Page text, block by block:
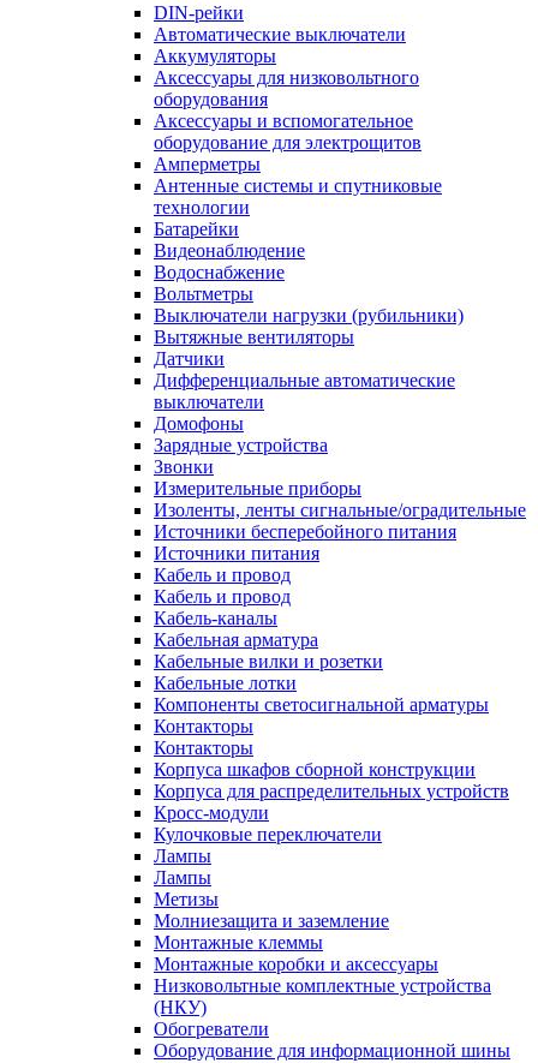
DIN-рейки
Автоматические выключатели
Аккумуляторы
Аксессуары для низковольтного
оборудования
Аксессуары и вспомогательное
оборудование для электрощитов
Амперметры
Антенные системы и спутниковые
технологии
Батарейки
Видеонаблюдение
Водоснабжение
Вольтметры
Выключатели нагрузки (рубильники)
Вытяжные вентиляторы
Датчики
Дифференциальные автоматические
выключатели
Домофоны
Зарядные устройства
Звонки
Измерительные приборы
Изоленты, ленты сигнальные/оградительные
Источники бесперебойного питания
Источники питания
Кабель и провод
Кабель и провод
Кабель-каналы
Кабельная арматура
Кабельные вилки и розетки
Кабельные лотки
Компоненты светосигнальной арматуры
Контакторы
Контакторы
Корпуса шкафов сборной конструкции
Корпуса для распределительных устройств
Кросс-модули
Кулочковые переключатели
Лампы
Лампы
Метизы
Молниезащита и заземление
Монтажные клеммы
Монтажные коробки и аксессуары
Низковольтные комплектные устройства
(НКУ)
Обогреватели
Оборудование для информационной шины